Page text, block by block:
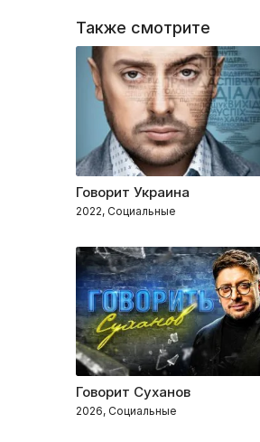
Также смотрите
Говорит Украина
2022, Социальные
Говорит Суханов
2026, Социальные